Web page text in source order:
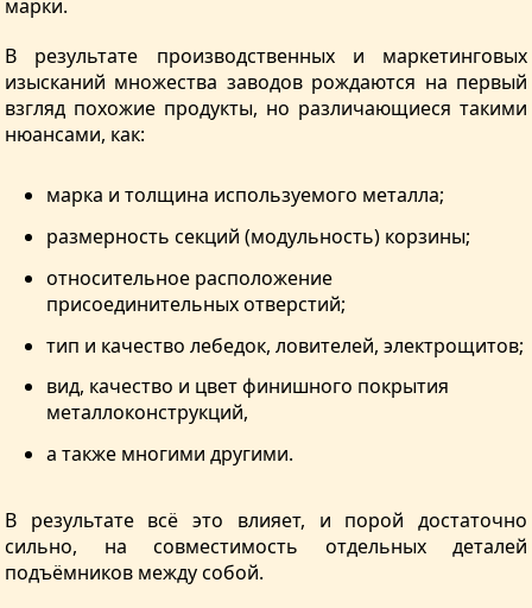
марки.
В результате производственных и маркетинговых
изысканий множества заводов рождаются на первый
взгляд похожие продукты, но различающиеся такими
нюансами, как:
марка и толщина используемого металла;
размерность секций (модульность) корзины;
относительное расположение
присоединительных отверстий;
тип и качество лебедок, ловителей, электрощитов;
вид, качество и цвет финишного покрытия
металлоконструкций,
а также многими другими.
В результате всё это влияет, и порой достаточно
сильно, на совместимость отдельных деталей
подъёмников между собой.